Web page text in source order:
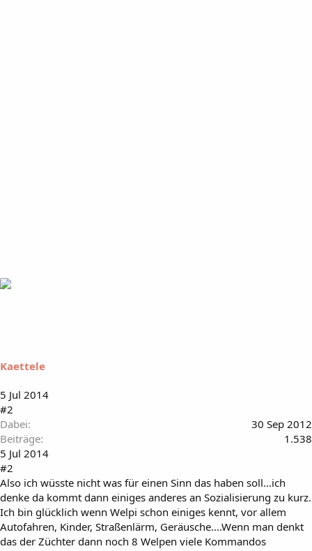
Kaettele
5 Jul 2014
#2
Dabei
30 Sep 2012
Beiträge
1.538
5 Jul 2014
#2
Also ich wüsste nicht was für einen Sinn das haben soll...ich
denke da kommt dann einiges anderes an Sozialisierung zu kurz.
Ich bin glücklich wenn Welpi schon einiges kennt, vor allem
Autofahren, Kinder, Straßenlärm, Geräusche....Wenn man denkt
das der Züchter dann noch 8 Welpen viele Kommandos